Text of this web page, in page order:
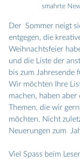
smahrte
Der  Sommer neigt
entgegen, die
Weihnachtsfeier
und die Liste der
bis zum Jahresende
Wir möchten Ihre
machen, haben
Themen, die wir
möchten. Nicht
Neuerungen zum
Viel Spass beim